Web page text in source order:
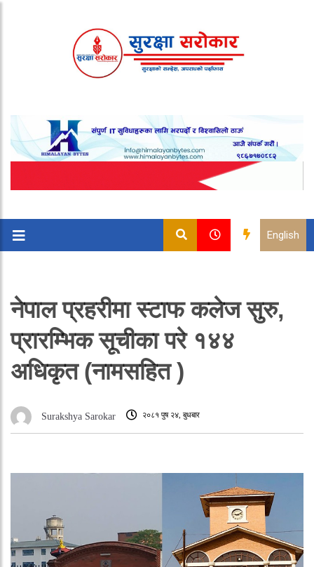
English
नेपाल प्रहरीमा स्टाफ कलेज सुरु,
प्रारम्भिक सूचीका परे १४४
अधिकृत (नामसहित )
Surakshya Sarokar २०८१ पुष २४, बुधबार